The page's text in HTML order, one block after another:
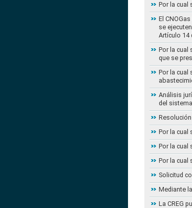
Por la cual
El
se
Artículo 14
Por la cual
que se
Por la cual
Análisis
del
Por la cual
Por la cual
Por la cual
Solicitud
Mediante
La CREG